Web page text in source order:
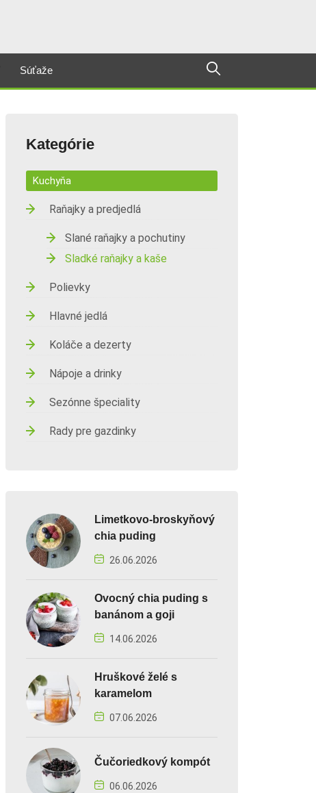
Súťaže
Kategórie
Kuchyňa
Raňajky a predjedlá
Slané raňajky a pochutiny
Sladké raňajky a kaše
Polievky
Hlavné jedlá
Koláče a dezerty
Nápoje a drinky
Sezónne špeciality
Rady pre gazdinky
Limetkovo-broskyňový
chia puding
26.06.2026
Ovocný chia puding s
banánom a goji
14.06.2026
Hruškové želé s
karamelom
07.06.2026
Čučoriedkový kompót
06.06.2026